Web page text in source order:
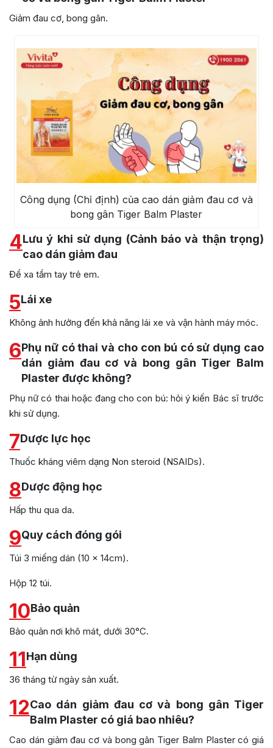
Giảm đau cơ, bong gân.
Công dụng (Chỉ định) của cao dán giảm đau cơ và
bong gân Tiger Balm Plaster
4Lưu ý khi sử dụng (Cảnh báo và thận trọng)
cao dán giảm đau
Để xa tầm tay trẻ em.
5Lái xe
Không ảnh hưởng đến khả năng lái xe và vận hành máy móc.
6Phụ nữ có thai và cho con bú có sử dụng cao
dán giảm đau cơ và bong gân Tiger Balm
Plaster được không?
Phụ nữ có thai hoặc đang cho con bú: hỏi ý kiến Bác sĩ trước
khi sử dụng.
7Dược lực học
Thuốc kháng viêm dạng Non steroid (NSAIDs).
8Dược động học
Hấp thu qua da.
9Quy cách đóng gói
Túi 3 miếng dán (10 x 14cm).
Hộp 12 túi.
10Bảo quản
Bảo quản nơi khô mát, dưới 30°C.
11Hạn dùng
36 tháng từ ngày sản xuất.
12Cao dán giảm đau cơ và bong gân Tiger
Balm Plaster có giá bao nhiêu?
Cao dán giảm đau cơ và bong gân Tiger Balm Plaster có giá